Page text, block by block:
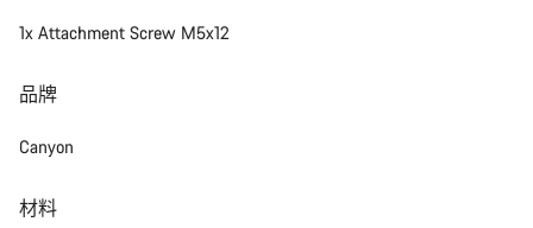
1x Attachment Screw M5x12
品牌
Canyon
材料